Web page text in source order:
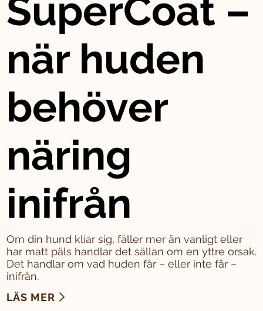
SuperCoat –
när huden
behöver
näring
inifrån
Om din hund kliar sig, fäller mer än vanligt eller
har matt päls handlar det sällan om en yttre orsak.
Det handlar om vad huden får – eller inte får –
inifrån.
LÄS MER